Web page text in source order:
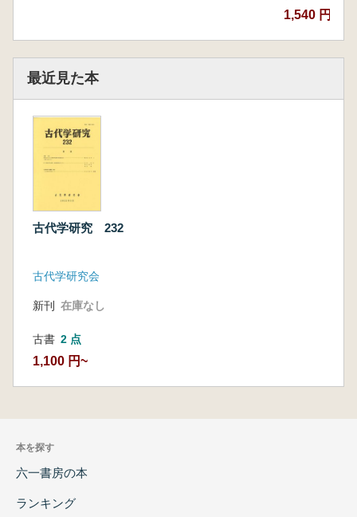
1,540 円~
最近見た本
古代学研究 232
古代学研究会
新刊 在庫なし
古書 2 点
1,100 円~
本を探す
六一書房の本
ランキング